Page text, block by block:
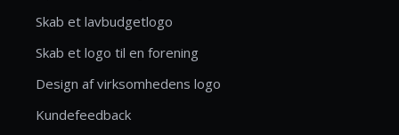
Skab et lavbudgetlogo
Skab et logo til en forening
Design af virksomhedens logo
Kundefeedback